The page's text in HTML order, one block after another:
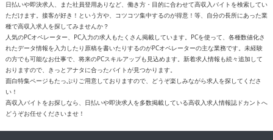
日払いや即決求人、また社員登用ありなど、働き方・目的に合わせて高収入バイトを検索してい
ただけます。接客が好き！という方や、コツコツ集中するのが得意！等、自分の長所にあった業
種で高収入求人を探してみませんか？
人気のPCオペレーター、PC入力の求人もたくさん掲載しています。PCを使って、各種数値化さ
れたデータ情報を入力したり原稿を書いたりするのがPCオペレーターの主な業務です。未経験
の方でも可能なお仕事で、将来のPCスキルアップも見込めます。新着求人情報も続々追加して
おりますので、きっとアナタに合ったバイトが見つかります。
面白特集ページもたっぷりご用意しておりますので、どうぞ楽しみながら求人を探してくださ
い！
高収入バイトをお探しなら、日払いや即決求人を多数掲載している高収入求人情報誌ドカントへ
どうぞお任せくださいませ！